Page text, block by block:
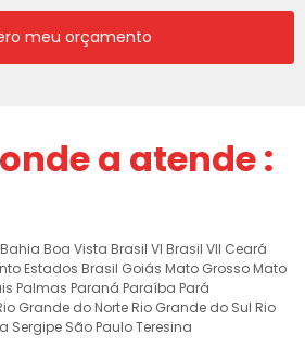
meu orçamento
a atende :
Bahia Boa Vista Brasil VI Brasil VII Ceará
Estados Brasil Goiás Mato Grosso Mato
Palmas Paraná Paraíba Pará
Grande do Norte Rio Grande do Sul Rio
Sergipe São PauloTeresina